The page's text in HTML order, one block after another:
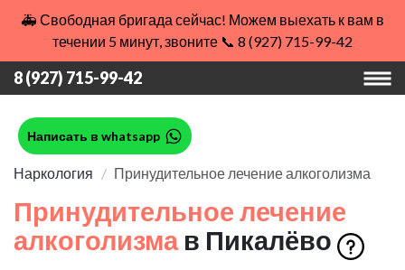
🚑 Свободная бригада сейчас! Можем выехать к вам в
течении 5 минут, звоните 📞 8 (927) 715-99-42
8 (927) 715-99-42
Написать в whatsapp
Наркология Принудительное лечение алкоголизма
Принудительное лечение
алкоголизма в Пикалёво